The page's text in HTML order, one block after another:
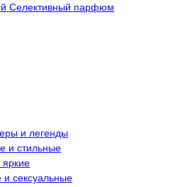
Селективный парфюм
и легенды
и стильные
и сексуальные